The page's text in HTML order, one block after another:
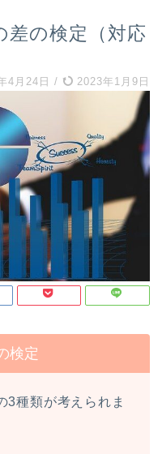
差の検定（対応
4月24日 / 2023年1月9日
検定
3種類が考えられま